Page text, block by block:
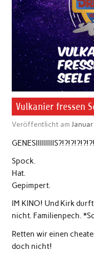
Vulkanier fressen
Veröffentlicht am
Spock.
Hat.
Gepimpert.
IM KINO! Und Kirk
nicht. Familienpech.
Retten wir einen
doch nicht!